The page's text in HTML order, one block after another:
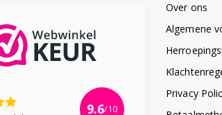
9.6/10
Over ons
Algemene
Privacy